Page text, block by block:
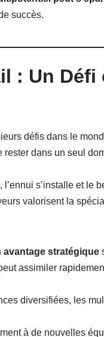
succès.
: Un Défi
défis dans le
rester dans un seul
l’ennui s’installe et le
valorisent la
avantage stratégique
assimiler
diversifiées, les
à de nouvelles